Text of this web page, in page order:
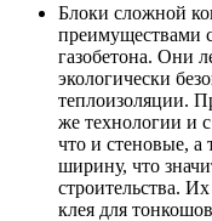
Блоки сложной
преимуществами
газобетона. Они
экологически
теплоизоляции.
же технологии и
что и стеновые,
ширину, что
строительства.
клея для